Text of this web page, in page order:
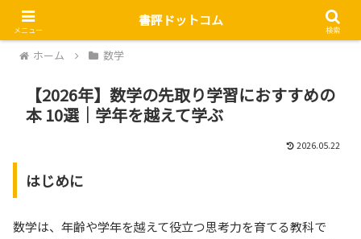
ホーム 数学
【2026年】数学の先取り学習におすすめの
本 10選｜学年を越えて学ぶ
2026.05.22
はじめに
数学は、年齢や学年を越えて役立つ思考力を育てる教科で
メニュー
書評ドットコム
検索